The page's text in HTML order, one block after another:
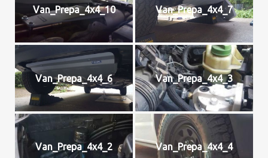
Van_Prepa_4x4_10 Van_Prepa_4x4_7
Van_Prepa_4x4_6 Van_Prepa_4x4_3
Van_Prepa_4x4_2 Van_Prepa_4x4_4